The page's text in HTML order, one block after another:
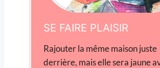
SE FAIRE PLAISIR
Rajouter la même maison juste
derrière, mais elle sera jaune